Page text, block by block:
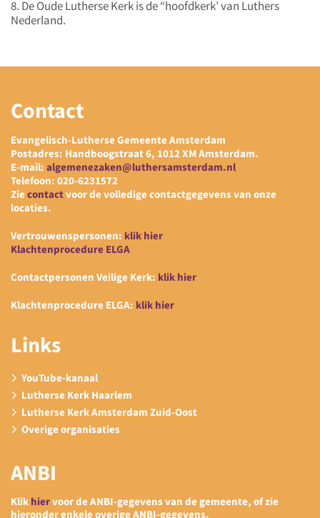
8. De Oude Lutherse Kerk is de “hoofdkerk’ van Luthers
Nederland.
Contact
Evangelisch-Lutherse Gemeente Amsterdam
Postadres: Handboogstraat 6, 1012 XM Amsterdam.
E-mail: algemenezaken@luthersamsterdam.nl
Telefoon: 020-6231572
Ziecontactvoor de volledige contactgegevens van onze
locaties.
Vertrouwenspersonen: klik hier
Klachtenprocedure ELGA
Contactpersonen Veilige Kerk: klik hier
Klachtenprocedure ELGA: klik hier
Links
YouTube-kanaal
Lutherse Kerk Haarlem
Lutherse Kerk Amsterdam Zuid-Oost
Overige organisaties
ANBI
Klik hiervoor de ANBI-gegevens van de gemeente, of zie
hieronder enkele overige ANBI-gegevens.